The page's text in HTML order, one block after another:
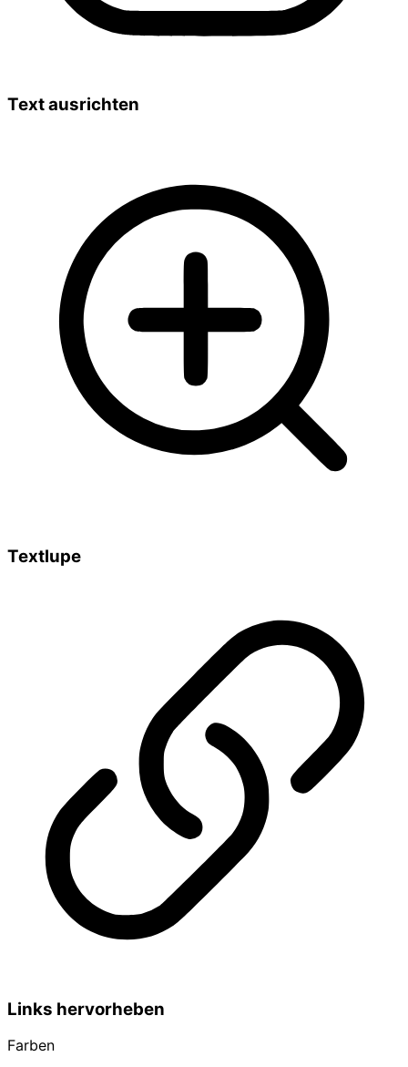
Text ausrichten
Textlupe
Links hervorheben
Farben